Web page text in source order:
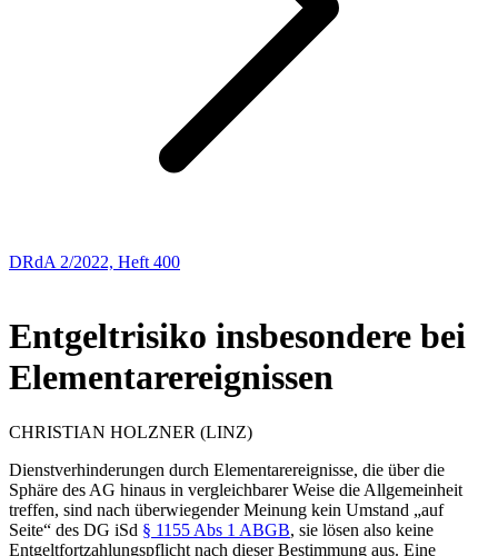
DRdA 2/2022, Heft 400
Entgeltrisiko insbesondere bei
Elementarereignissen
CHRISTIAN HOLZNER (LINZ)
Dienstverhinderungen durch Elementarereignisse, die über die
Sphäre des AG hinaus in vergleichbarer Weise die Allgemeinheit
treffen, sind nach überwiegender Meinung kein Umstand „auf
Seite“ des DG iSd § 1155 Abs 1 ABGB, sie lösen also keine
Entgeltfortzahlungspflicht nach dieser Bestimmung aus. Eine